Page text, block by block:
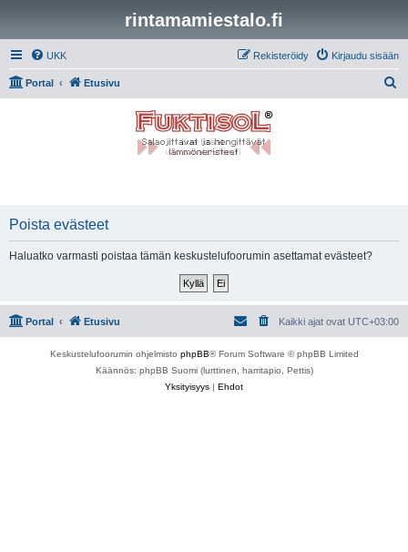
rintamamiestalo.fi
UKK Kirjaudu sisään
Rekisteröidy
Portal Etusivu
Poista evästeet
Haluatko varmasti poistaa tämän keskustelufoorumin asettamat evästeet?
Portal Etusivu Kaikki ajat ovat UTC+03:00
Keskustelufoorumin ohjelmisto phpBB® Forum Software © phpBB Limited
Käännös: phpBB Suomi (lurttinen, harritapio, Pettis)
Yksityisyys | Ehdot